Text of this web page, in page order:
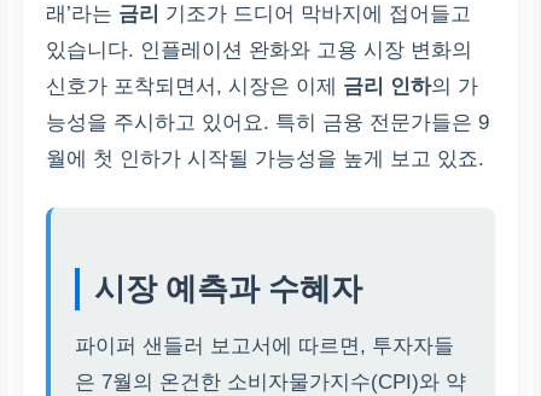
래’라는 금리 기조가 드디어 막바지에 접어들고
있습니다. 인플레이션 완화와 고용 시장 변화의
신호가 포착되면서, 시장은 이제 금리 인하의 가
능성을 주시하고 있어요. 특히 금융 전문가들은 9
월에 첫 인하가 시작될 가능성을 높게 보고 있죠.
시장 예측과 수혜자
파이퍼 샌들러 보고서에 따르면, 투자자들
은 7월의 온건한 소비자물가지수(CPI)와 약